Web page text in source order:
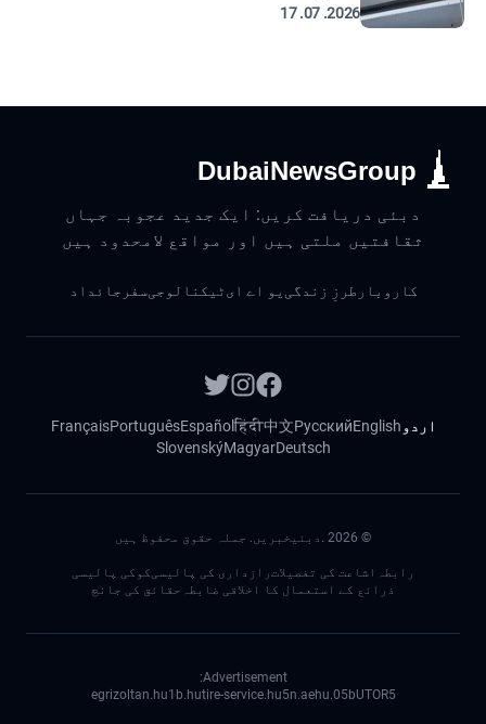
2026. 07. 17
DubaiNewsGroup
دبئی دریافت کریں: ایک جدید عجوبہ جہاں
ثقافتیں ملتی ہیں اور مواقع لامحدود ہیں
کاروبار طرزِ زندگی یو اے ایٹیکنالوجیسفر جائداد
اردو English
Русский
中文
हिंदी
Español
Português
Français
Deutsch
Magyar
Slovenský
©
2026 .دبئیخبریں. جملہ حقوق محفوظ ہیں
رابطہ اشاعت کی تفصیلاترازداری کی پالیسیکوکی پالیسی
ذرائع کے استعمال کا اخلاقی ضابطہ حقائق کی جانچ
Advertisement:
bUTOR5
05.hu
5n.ae
tire-service.hu
1b.hu
egrizoltan.hu